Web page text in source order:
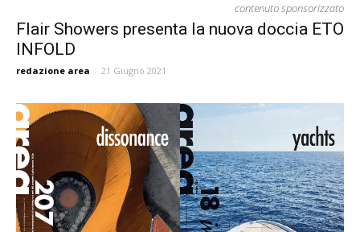
contenuto sponsorizzato
Flair Showers presenta la nuova doccia ETO
INFOLD
redazione area - 21 Giugno 2021